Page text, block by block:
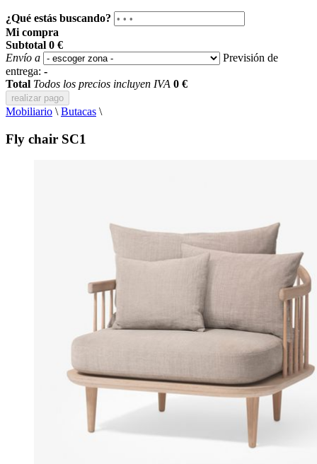
¿Qué estás buscando?
Mi compra
Subtotal 0 €
Envío a
Previsión de
entrega: -
Total Todos los precios incluyen IVA 0 €
realizar pago
Mobiliario \ Butacas \
Fly chair SC1